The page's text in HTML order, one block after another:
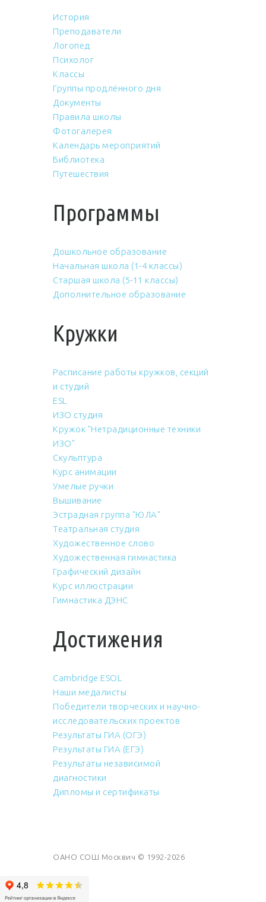
История
Преподаватели
Логопед
Психолог
Классы
Группы продлённого дня
Документы
Правила школы
Фотогалерея
Календарь мероприятий
Библиотека
Путешествия
Программы
Дошкольное образование
Начальная школа (1-4 классы)
Старшая школа (5-11 классы)
Дополнительное образование
Кружки
Расписание работы кружков, секций
и студий
ESL
ИЗО студия
Кружок "Нетрадиционные техники
ИЗО"
Скульптура
Курс анимации
Умелые ручки
Вышивание
Эстрадная группа "ЮЛА"
Театральная студия
Художественное слово
Художественная гимнастика
Графический дизайн
Курс иллюстрации
Гимнастика ДЭНС
Достижения
Cambridge ESOL
Наши медалисты
Победители творческих и научно-
исследовательских проектов
Результаты ГИА (ОГЭ)
Результаты ГИА (ЕГЭ)
Результаты независимой
диагностики
Дипломы и сертификаты
ОАНО СОШ Москвич © 1992-2026